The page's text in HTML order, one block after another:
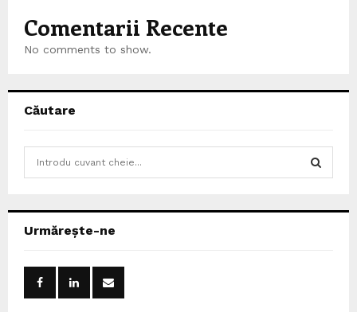
Comentarii Recente
No comments to show.
Căutare
h
Urmărește-ne